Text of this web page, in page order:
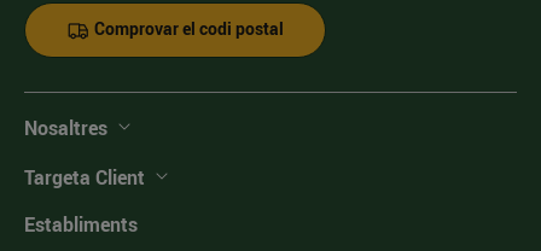
Comprovar el codi postal
Nosaltres
Targeta Client
Establiments